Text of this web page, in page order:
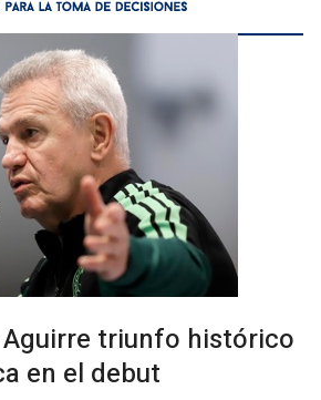
triunfo histórico
en el debut